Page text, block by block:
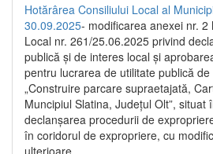
Hotărârea Consiliului Local al
30.09.2025- modificarea anexei nr.
Local nr. 261/25.06.2025 privind
publică şi de interes local şi
pentru lucrarea de utilitate publică de
„Construire parcare supraetajată,
Muncipiul Slatina, Judeţul Olt”, situat
declanşarea procedurii de
în coridorul de expropriere, cu
ulterioare